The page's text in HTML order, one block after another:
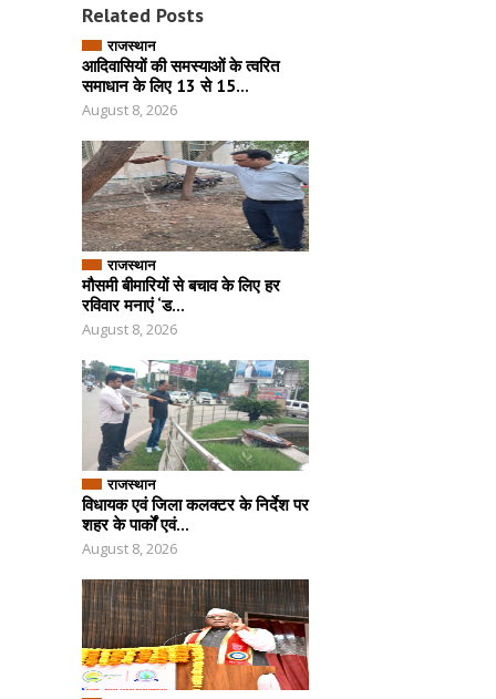
Related Posts
राजस्थान
आदिवासियों की समस्याओं के त्वरित
समाधान के लिए 13 से 15...
August 8, 2026
राजस्थान
मौसमी बीमारियों से बचाव के लिए हर
रविवार मनाएं ‘ड...
August 8, 2026
राजस्थान
विधायक एवं जिला कलक्टर के निर्देश पर
शहर के पार्कों एवं...
August 8, 2026